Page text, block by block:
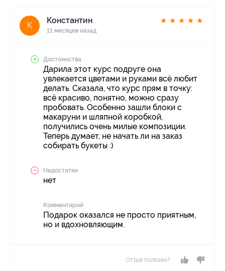
К
Константин
11 месяцев назад
★ ★ ★ ★ ★
Достоинства
Дарила этот курс подруге она
увлекается цветами и руками всё любит
делать. Сказала, что курс прям в точку:
всё красиво, понятно, можно сразу
пробовать. Особенно зашли блоки с
макаруни и шляпной коробкой,
получились очень милые композиции.
Теперь думает, не начать ли на заказ
собирать букеты :)
Недостатки
нет
Комментарий
Подарок оказался не просто приятным,
но и вдохновляющим.
Отзыв полезен?